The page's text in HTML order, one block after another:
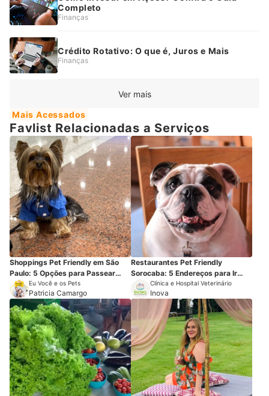
Completo
Finanças
Crédito Rotativo: O que é, Juros e Mais
Finanças
Ver mais
Mais Acessados
Favlist Relacionadas a Serviços
Shoppings Pet Friendly em São
Paulo: 5 Opções para Passear
com os Pets
Eu Você e os Pets
Patricia Camargo
Restaurantes Pet Friendly
Sorocaba: 5 Endereços para Ir
com seu Cão
Clínica e Hospital Veterinário
Inova